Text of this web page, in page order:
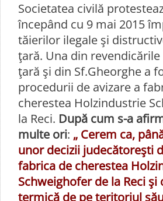
Societatea civilă
începând cu 9 mai 2015
tăierilor ilegale şi
ţară. Una din
ţară şi din Sf.Gheorghe a
procedurii de avizare a
cherestea Holzindustrie
la Reci. După cum s-a
multe ori: „ Cerem ca,
unor decizii judecătoreşti
fabrica de cherestea
Schweighofer de la Reci şi
termică de pe teritoriul